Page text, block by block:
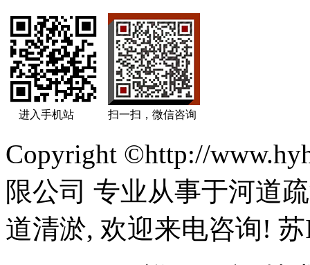
进入手机站 扫一扫，微信咨询
Copyright ©http://
限公司 专业从事于河道
道清淤, 欢迎来电咨询!